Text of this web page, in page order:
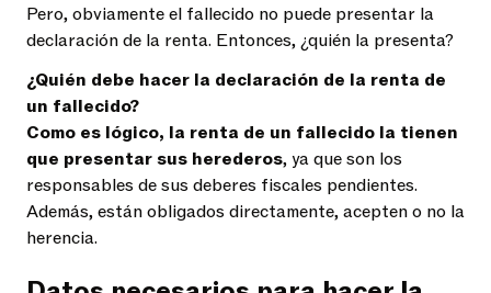
Pero, obviamente el fallecido no puede presentar la
declaración de la renta. Entonces, ¿quién la presenta?
¿Quién debe hacer la declaración de la renta de
un fallecido?
Como es lógico, la renta de un fallecido la tienen
que presentar sus herederos, ya que son los
responsables de sus deberes fiscales pendientes.
Además, están obligados directamente, acepten o no la
herencia.